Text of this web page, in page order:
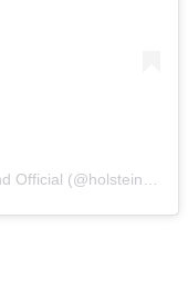
Ein Beitrag geteilt von Holsteiner Verband Official (@holsteinerverbandofficial)